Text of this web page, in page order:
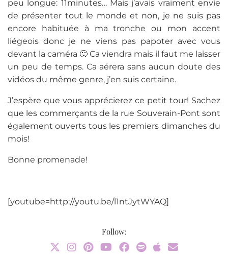
peu longue: 11minutes… Mais j’avais vraiment envie
de présenter tout le monde et non, je ne suis pas
encore habituée à ma tronche ou mon accent
liégeois donc je ne viens pas papoter avec vous
devant la caméra 🙂 Ca viendra mais il faut me laisser
un peu de temps. Ca aérera sans aucun doute des
vidéos du même genre, j’en suis certaine.
J’espère que vous apprécierez ce petit tour! Sachez
que les commerçants de la rue Souverain-Pont sont
également ouverts tous les premiers dimanches du
mois!
Bonne promenade!
[youtube=http://youtu.be/l1ntJytWYAQ]
Follow: